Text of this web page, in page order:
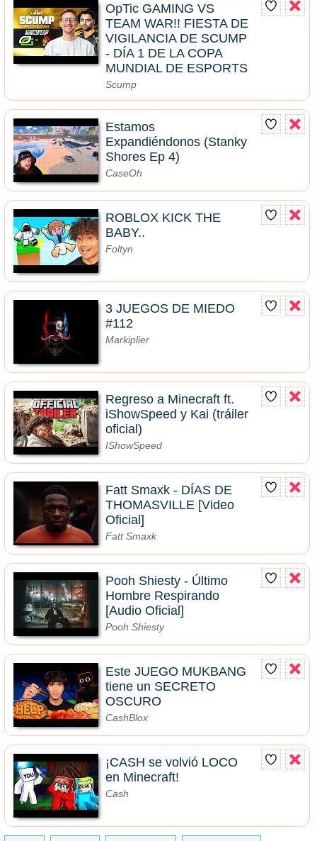
OpTic GAMING VS
TEAM WAR!! FIESTA DE
VIGILANCIA DE SCUMP
- DÍA 1 DE LA COPA
MUNDIAL DE ESPORTS
Scump
Estamos
Expandiéndonos (Stanky
Shores Ep 4)
CaseOh
ROBLOX KICK THE
BABY..
Foltyn
3 JUEGOS DE MIEDO
#112
Markiplier
Regreso a Minecraft ft.
iShowSpeed y Kai (tráiler
oficial)
IShowSpeed
Fatt Smaxk - DÍAS DE
THOMASVILLE [Video
Oficial]
Fatt Smaxk
Pooh Shiesty - Último
Hombre Respirando
[Audio Oficial]
Pooh Shiesty
Este JUEGO MUKBANG
tiene un SECRETO
OSCURO
CashBlox
¡CASH se volvió LOCO
en Minecraft!
Cash